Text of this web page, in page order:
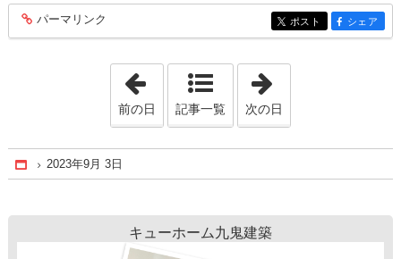
entry265
パーマリンク entry265
ポスト entry265
シェア
「2023年8月30日」
前の日 記事一覧 次の日
Home
2023年9月 3日
キューホーム九鬼建築